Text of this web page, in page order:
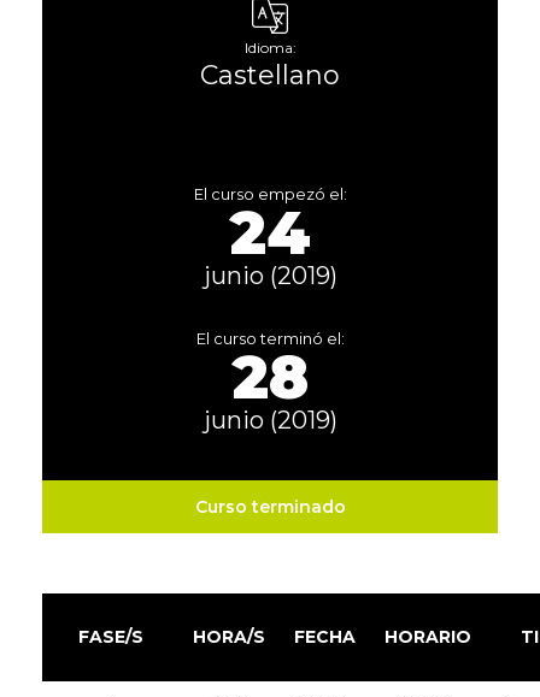
Idioma:
Castellano
El curso empezó el:
24
junio (2019)
El curso terminó el:
28
junio (2019)
Curso terminado
FASE/S HORA/S FECHA HORARIO